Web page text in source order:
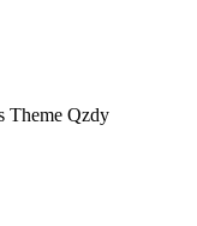
Theme Qzdy